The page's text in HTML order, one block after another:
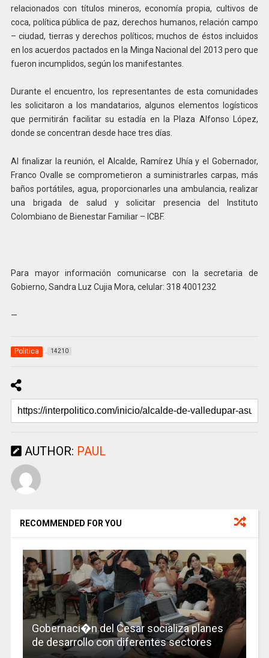
relacionados con títulos mineros, economía propia, cultivos de
coca, política pública de paz, derechos humanos, relación campo
– ciudad, tierras y derechos políticos; muchos de éstos incluidos
en los acuerdos pactados en la Minga Nacional del 2013 pero que
fueron incumplidos, según los manifestantes.
Durante el encuentro, los representantes de esta comunidades
les solicitaron a los mandatarios, algunos elementos logísticos
que permitirán facilitar su estadía en la Plaza Alfonso López,
donde se concentran desde hace tres días.
Al finalizar la reunión, el Alcalde, Ramírez Uhía y el Gobernador,
Franco Ovalle se comprometieron a suministrarles carpas, más
baños portátiles, agua, proporcionarles una ambulancia, realizar
una brigada de salud y solicitar presencia del Instituto
Colombiano de Bienestar Familiar – ICBF.
Para mayor información comunicarse con la secretaria de
Gobierno, Sandra Luz Cujia Mora, celular: 318 4001232
—
Politica 14210
AUTHOR: PAUL
RECOMMENDED FOR YOU
Gobernaci�n del Cesar socializa planes
de desarrollo con diferentes sectores